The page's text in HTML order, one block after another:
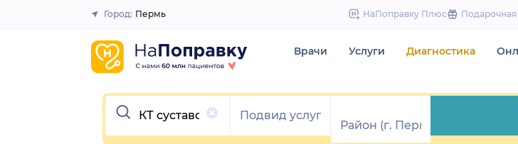
to
Закрыть
Город: Пермь НаПоправку Плюс Подарочная
Врачи Услуги Диагностика
Очистить